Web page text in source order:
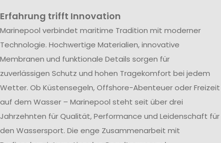
Erfahrung trifft Innovation
Marinepool verbindet maritime Tradition mit moderner
Technologie. Hochwertige Materialien, innovative
Membranen und funktionale Details sorgen für
zuverlässigen Schutz und hohen Tragekomfort bei jedem
Wetter. Ob Küstensegeln, Offshore-Abenteuer oder Freizeit
auf dem Wasser – Marinepool steht seit über drei
Jahrzehnten für Qualität, Performance und Leidenschaft für
den Wassersport. Die enge Zusammenarbeit mit